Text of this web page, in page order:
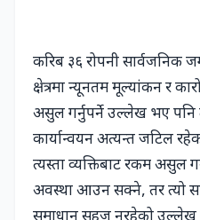
करिब ३६ रोपनी सार्वजनिक
क्षेत्रमा न्यूनतम मूल्यांकन र
असुल गर्नुपर्ने उल्लेख भए पनि
कार्यान्वयन अत्यन्त जटिल
त्यस्ता व्यक्तिबाट रकम असुल
अवस्था आउन सक्ने, तर त्यो